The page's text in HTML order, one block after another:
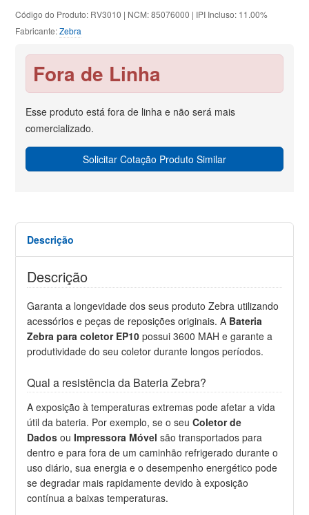
Código do Produto: RV3010 | NCM: 85076000 | IPI Incluso: 11.00%
Fabricante:Zebra
Fora de Linha
Esse produto está fora de linha e não será mais
comercializado.
Solicitar Cotação Produto Similar
Descrição
Descrição
Garanta a longevidade dos seus produto Zebra utilizando
acessórios e peças de reposições originais. A Bateria
Zebra para coletor EP10 possui 3600 MAH e garante a
produtividade do seu coletor durante longos períodos.
Qual a resistência da Bateria Zebra?
A exposição à temperaturas extremas pode afetar a vida
útil da bateria. Por exemplo, se o seuColetor de
Dados ouImpressora Móvel são transportados para
dentro e para fora de um caminhão refrigerado durante o
uso diário, sua energia e o desempenho energético pode
se degradar mais rapidamente devido à exposição
contínua a baixas temperaturas.